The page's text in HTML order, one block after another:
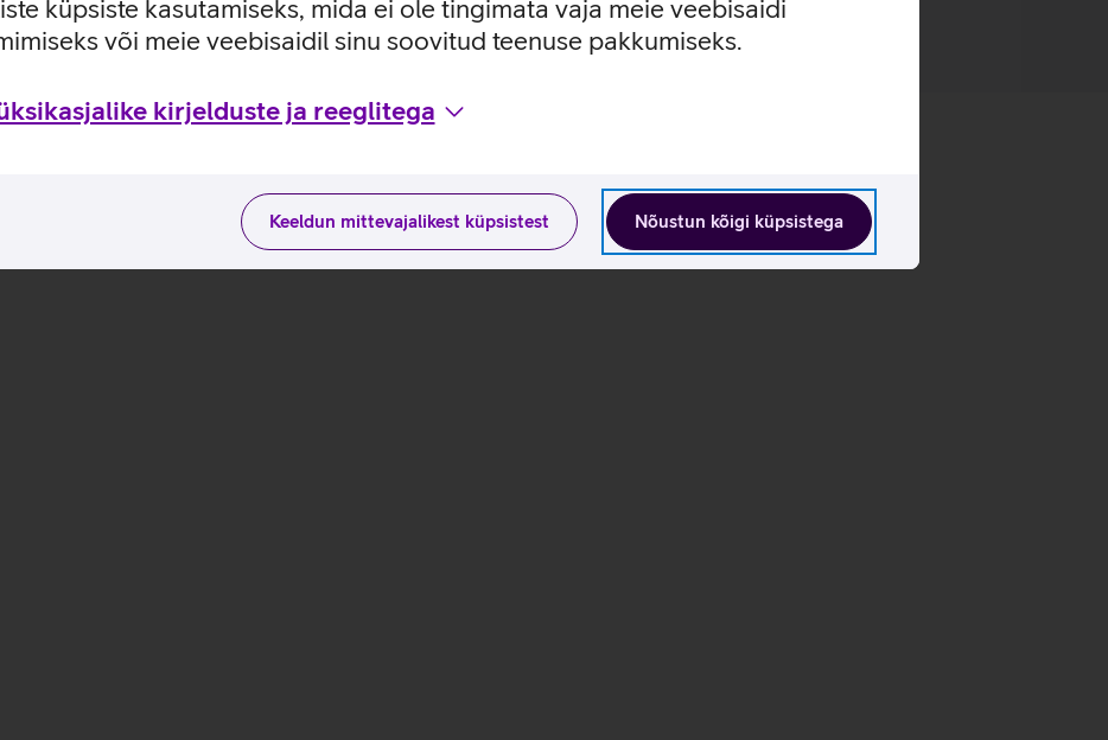
küpsiste kasutamiseks, mida ei ole tingimata vaja meie veebisaidi
või meie veebisaidil sinu soovitud teenuse pakkumiseks.
kirjelduste ja reeglitega
Nõustun kõigi küpsistega
Keeldun mittevajalikest küpsistest